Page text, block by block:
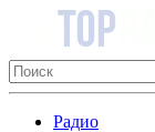
Радио